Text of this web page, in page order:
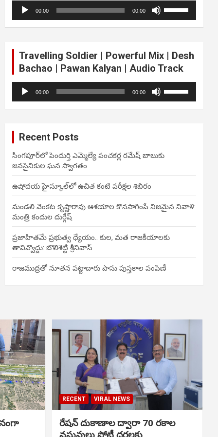
Audio
Player
00:00 00:00
Arrow
increase
or
Travelling Soldier | Powerful Mix | Desh
Bachao | Pawan Kalyan | Audio Track
Audio
Player
00:00 00:00
Arrow
decrease
Recent Posts
సింగపూర్‌లో పెందుర్తి ఎమ్మెల్యే పంచకర్ల రమేష్ బాబుకు
జనసైనికుల ఘన స్వాగతం
ఉషోదయ హైస్కూల్‌లో ఉచిత కంటి పరీక్షల శిబిరం
మండలి వెంకట కృష్ణారావు ఆశయాల కొనసాగింపే నిజమైన నివాళి:
మంత్రి కందుల దుర్గేష్
ప్రజాహితమే ప్రభుత్వ ధ్యేయం.. కుల, మత రాజకీయాలకు
తావివ్వొద్దు: బొలిశెట్టి శ్రీనివాస్
రాజముద్రతో నూతన పట్టాదారు పాసు పుస్తకాల పంపిణీ
RECENT VIRAL NEWS
రేషన్ దుకాణాల ద్వారా 70 రకాల
వస్తువులు పోటీ ధరలకు